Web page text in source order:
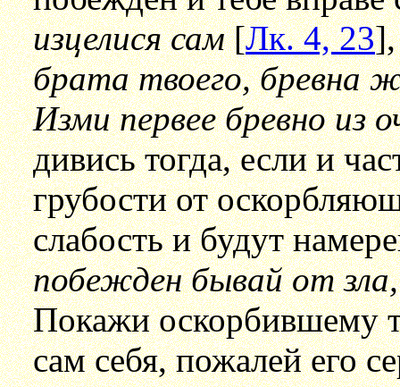
изцелися сам[Лк. 4, 23
брата твоего, бревна
Изми первее бревно из
дивись тогда, если и
грубости от
слабость и будут
побежден бывай от
Покажи оскорбившему
сам себя, пожалей его